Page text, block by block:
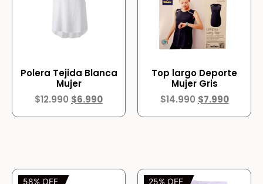
Polera Tejida Blanca
Mujer
$12.990 $6.990
Top largo Deporte
Mujer Gris
$14.990 $7.990
58% OFF 25% OFF